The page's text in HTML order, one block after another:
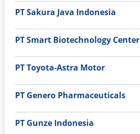
PT Sakura Java Indonesia
PT Smart Biotechnology Center
PT Toyota-Astra Motor
PT Genero Pharmaceuticals
PT Gunze Indonesia